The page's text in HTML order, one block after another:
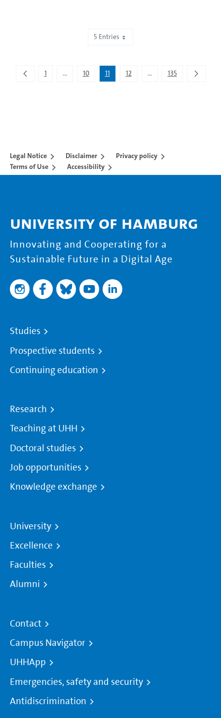
5 Entries
1 ...
Intermediate Pages Use TAB to navigate.
10 11 12 ...
Intermediate Pages
135
Legal Notice Disclaimer
Privacy policy
Terms of Use
Accessibility
University of Hamburg
Innovating and Cooperating for a
Sustainable Future in a Digital Age
Studies
Prospective students
Continuing education
Research
Teaching at UHH
Doctoral studies
Job opportunities
Knowledge exchange
University
Excellence
Faculties
Alumni
Contact
Campus Navigator
UHHApp
Emergencies, safety and security
Antidiscrimination